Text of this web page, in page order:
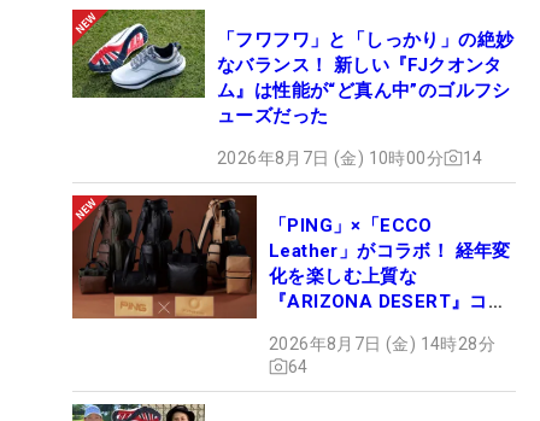
「フワフワ」と「しっかり」の絶妙
なバランス！ 新しい『FJクオンタ
ム』は性能が“ど真ん中”のゴルフシ
ューズだった
2026年8月7日 (金) 10時00分 14
「PING」×「ECCO
Leather」がコラボ！ 経年変
化を楽しむ上質な
『ARIZONA DESERT』コレ
ュー
2026年8月7日 (金) 14時28分
64